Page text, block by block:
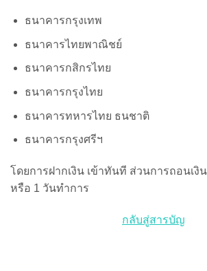
ธนาคารกรุงเทพ
ธนาคารไทยพาณิชย์
ธนาคารกสิกรไทย
ธนาคารกรุงไทย
ธนาคารทหารไทย ธนชาติ
ธนาคารกรุงศรีฯ
โดยการฝากเงิน เข้าทันที ส่วนการถอนเงิ
หรือ 1 วันทำการ
กลับสู่สารบัญ